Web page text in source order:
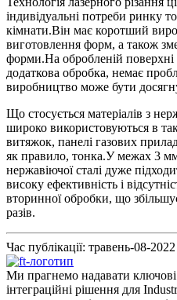
індивідуальні потреби ринку
кімнати.Він має коротший
виготовлення форм, а також
форми.На обробленій поверхні
додаткова обробка, немає
виробництво може бути
Що стосується матеріалів з
широко використовуються в
витяжок, панелі газових
як правило, тонка.У межах 3
нержавіючої сталі дуже
високу ефективність і
вторинної обробки, що
разів.
Час публікації: травень-08-2022
Ми прагнемо надавати ключові
інтеграційні рішення для